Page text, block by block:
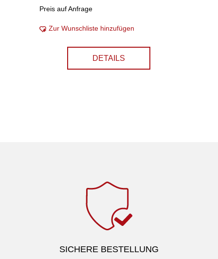
Preis auf Anfrage
Zur Wunschliste hinzufügen
DETAILS
SICHERE BESTELLUNG